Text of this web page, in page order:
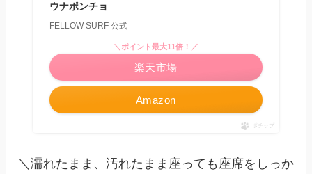
ウナポンチョ
FELLOW SURF 公式
Amazon
＼ポイント最大11倍！／
楽天市場
ポチップ
＼濡れたまま、汚れたまま座っても座席をしっか